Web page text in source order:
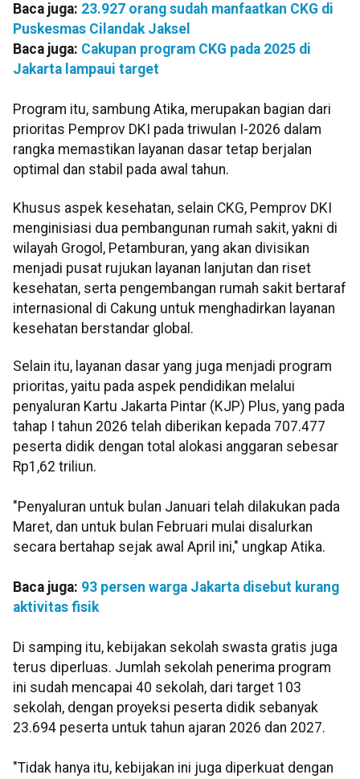
Baca juga: 23.927 orang sudah manfaatkan CKG di
Puskesmas Cilandak Jaksel
Baca juga: Cakupan program CKG pada 2025 di
Jakarta lampaui target
Program itu, sambung Atika, merupakan bagian dari
prioritas Pemprov DKI pada triwulan I-2026 dalam
rangka memastikan layanan dasar tetap berjalan
optimal dan stabil pada awal tahun.
Khusus aspek kesehatan, selain CKG, Pemprov DKI
menginisiasi dua pembangunan rumah sakit, yakni di
wilayah Grogol, Petamburan, yang akan divisikan
menjadi pusat rujukan layanan lanjutan dan riset
kesehatan, serta pengembangan rumah sakit bertaraf
internasional di Cakung untuk menghadirkan layanan
kesehatan berstandar global.
Selain itu, layanan dasar yang juga menjadi program
prioritas, yaitu pada aspek pendidikan melalui
penyaluran Kartu Jakarta Pintar (KJP) Plus, yang pada
tahap I tahun 2026 telah diberikan kepada 707.477
peserta didik dengan total alokasi anggaran sebesar
Rp1,62 triliun.
"Penyaluran untuk bulan Januari telah dilakukan pada
Maret, dan untuk bulan Februari mulai disalurkan
secara bertahap sejak awal April ini," ungkap Atika.
Baca juga: 93 persen warga Jakarta disebut kurang
aktivitas fisik
Di samping itu, kebijakan sekolah swasta gratis juga
terus diperluas. Jumlah sekolah penerima program
ini sudah mencapai 40 sekolah, dari target 103
sekolah, dengan proyeksi peserta didik sebanyak
23.694 peserta untuk tahun ajaran 2026 dan 2027.
"Tidak hanya itu, kebijakan ini juga diperkuat dengan